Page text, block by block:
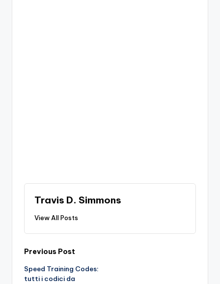
Travis D. Simmons
View All Posts
Post
navigation
Previous Post
Speed Training Codes:
tutti i codici da